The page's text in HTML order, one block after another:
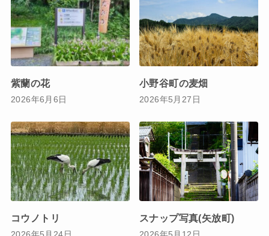
紫蘭の花
2026年6月6日
小野谷町の麦畑
2026年5月27日
コウノトリ
2026年5月24日
スナップ写真(矢放町)
2026年5月12日